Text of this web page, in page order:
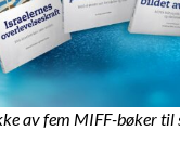
av fem MIFF-bøker til